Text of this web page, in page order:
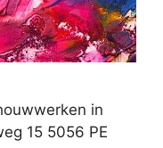
in
15 5056 PE